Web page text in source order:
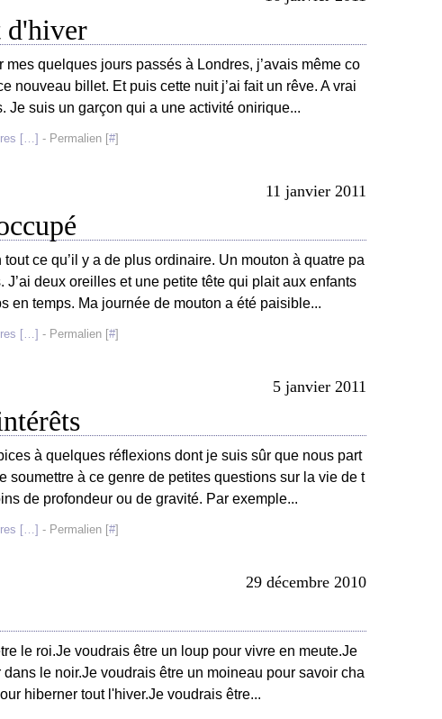
d'hiver
mes quelques jours passés à Londres, j’avais même co
nouveau billet. Et puis cette nuit j’ai fait un rêve. A vrai
Je suis un garçon qui a une activité onirique...
[…] - Permalien [#]
11 janvier 2011
ce qu’il y a de plus ordinaire. Un mouton à quatre pa
deux oreilles et une petite tête qui plait aux enfants
en temps. Ma journée de mouton a été paisible...
[…] - Permalien [#]
5 janvier 2011
à quelques réflexions dont je suis sûr que nous part
soumettre à ce genre de petites questions sur la vie de t
de profondeur ou de gravité. Par exemple...
[…] - Permalien [#]
29 décembre 2010
le roi.Je voudrais être un loup pour vivre en meute.Je
le noir.Je voudrais être un moineau pour savoir cha
hiberner tout l'hiver.Je voudrais être...